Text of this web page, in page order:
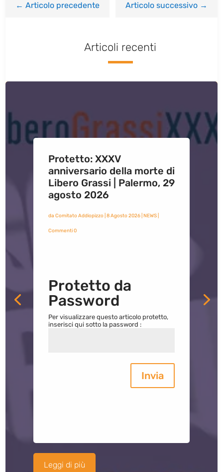
←Articolo precedente Articolo successivo→
Articoli recenti
Protetto: XXXV
anniversario della morte di
Libero Grassi | Palermo, 29
agosto 2026
da Comitato Addiopizzo| 8 Agosto 2026| NEWS|
Commenti 0
Protetto da
Password
Per visualizzare questo articolo protetto,
inserisci qui sotto la password :
Invia
Leggi di più